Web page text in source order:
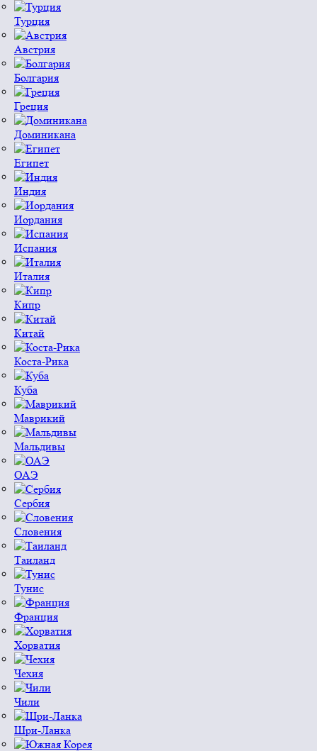
Турция
Австрия
Болгария
Греция
Доминикана
Египет
Индия
Иордания
Испания
Италия
Кипр
Китай
Коста-Рика
Куба
Маврикий
Мальдивы
ОАЭ
Сербия
Словения
Таиланд
Тунис
Франция
Хорватия
Чехия
Чили
Шри-Ланка